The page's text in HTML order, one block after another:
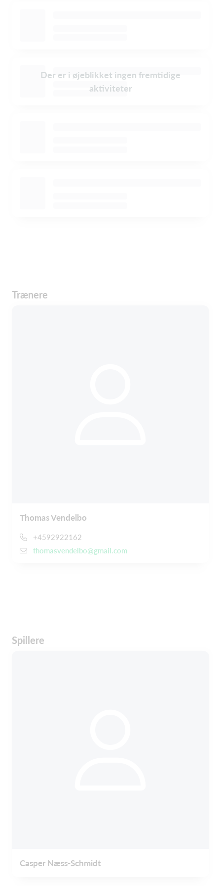
Der er i øjeblikket ingen fremtidige
aktiviteter
Trænere
Thomas Vendelbo
+4592922162
thomasvendelbo@gmail.com
Spillere
Casper Næss-Schmidt